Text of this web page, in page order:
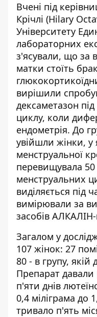
Вчені під
Крічлі (Hilary
Університету
лабораторних
з'ясували, що за
матки стоїть
вирішили
дексаметазон
циклу, коли
ендометрія. До
увійшли жінки, у
менструальної
перевищувала 50
менструальних
виділяється під
вимірювали за
засобів
Загалом у
107 жінок: 27
80 - в групу, якій
Препарат
п'яти днів
0,4 міліграма до
тривало п'ять